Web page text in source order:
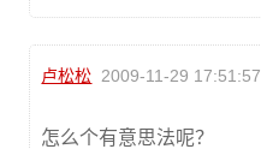
卢松松 2009-11-29 17:51:57
怎么个有意思法呢？